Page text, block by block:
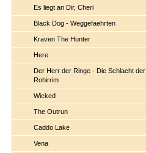
Es liegt an Dir, Cheri
Black Dog - Weggefaehrten
Kraven The Hunter
Here
Der Herr der Ringe - Die Schlacht der
Rohirrim
Wicked
The Outrun
Caddo Lake
Vena